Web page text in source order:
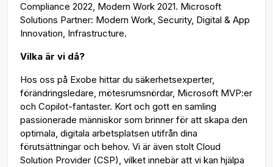
Compliance 2022, Modern Work 2021. Microsoft
Solutions Partner: Modern Work, Security, Digital & App
Innovation, Infrastructure.
Vilka är vi då?
Hos oss på Exobe hittar du säkerhetsexperter,
förändringsledare, mötesrumsnördar, Microsoft MVP:er
och Copilot-fantaster. Kort och gott en samling
passionerade människor som brinner för att skapa den
optimala, digitala arbetsplatsen utifrån dina
förutsättningar och behov. Vi är även stolt Cloud
Solution Provider (CSP), vilket innebär att vi kan hjälpa